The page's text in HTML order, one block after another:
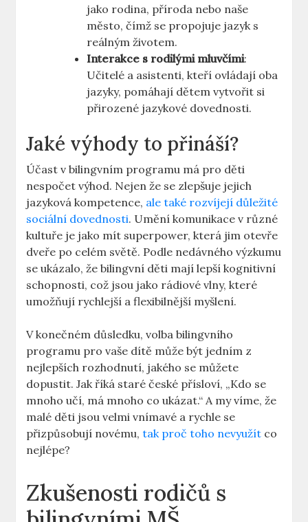
jako rodina, příroda nebo naše
město, čímž se propojuje jazyk s
reálným životem.
Interakce s rodilými mluvčími:
Učitelé a asistenti, kteří ovládají oba
jazyky, pomáhají dětem vytvořit si
přirozené jazykové dovednosti.
Jaké výhody to přináší?
Účast v bilingvním programu má pro děti
nespočet výhod. Nejen že se zlepšuje jejich
jazyková kompetence, ale také rozvíjejí důležité
sociální dovednosti. Umění komunikace v různé
kultuře je jako mít superpower, která jim otevře
dveře po celém světě. Podle nedávného výzkumu
se ukázalo, že bilingvní děti mají lepší kognitivní
schopnosti, což jsou jako rádiové vlny, které
umožňují rychlejší a flexibilnější myšlení.
V konečném důsledku, volba bilingvního
programu pro vaše dítě může být jedním z
nejlepších rozhodnutí, jakého se můžete
dopustit. Jak říká staré české přísloví, „Kdo se
mnoho učí, má mnoho co ukázat.“ A my víme, že
malé děti jsou velmi vnímavé a rychle se
přizpůsobují novému,tak proč toho nevyužít co
nejlépe?
Zkušenosti rodičů s